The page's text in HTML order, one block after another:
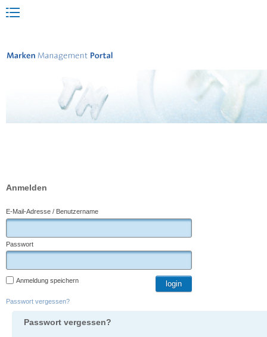
Anmelden
E-Mail-Adresse / Benutzername
Passwort
Anmeldung speichern
Passwort vergessen?
Passwort vergessen?